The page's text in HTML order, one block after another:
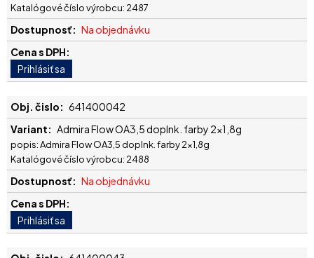
Katalógové číslo výrobcu: 2487
Na objednávku
641400042
Admira Flow OA3,5 doplnk. farby 2x1,8g
popis: Admira Flow OA3,5 doplnk. farby 2x1,8g
Katalógové číslo výrobcu: 2488
Na objednávku